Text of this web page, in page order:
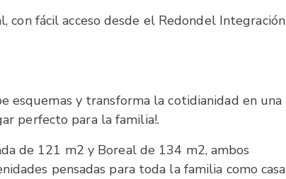
con fácil acceso desde el Redondel Integración
esquemas y transforma la cotidianidad en una
perfecto para la familia!.
de 121 m2 y Boreal de 134 m2, ambos
pensadas para toda la familia como casa